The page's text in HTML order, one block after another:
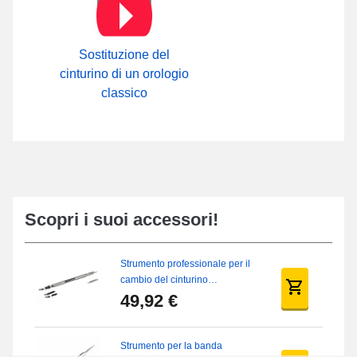
durevole serve per l'apertura dell'orologio. Sul nostro sito web
nella nostra sottocategoria
Sostituzione del
cinturino di un orologio
classico
Scopri i suoi accessori!
Strumento professionale per il
cambio del cinturino
dell'orologio
49,92 €
Strumento per la banda